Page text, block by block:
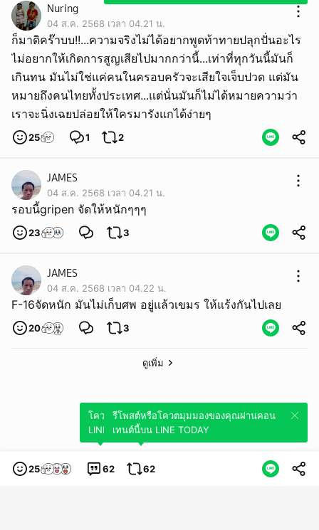
Nuring
04 ส.ค. 2568 เวลา 04.21 น.
ก็มาดิคร๊าบบ!!...ความจริงไม่ได้อยากพูดท้าทายปลุกปั่นอะไร
ไม่อยากให้เกิดการสูญเสียไปมากกว่านี้...เท่าที่ทุกวันนี้มันก็
เกินทน มันไม่ใช่แค่คนในครอบครัวจะเสียใจเจ็บปวด แต่มัน
หมายถึงคนไทยทั้งประเทศ...แต่นั่นมันก็ไม่ได้หมายความว่า
เราจะนิ่งเฉยปล่อยให้ใครมารังแกได้ง่ายๆ
25 1 2
JAMES
04 ส.ค. 2568 เวลา 04.21 น.
รอบนี้gripen จัดให้หนักๆๆๆ
23 3
JAMES
04 ส.ค. 2568 เวลา 04.22 น.
F-16จัดหนัก มันไม่เก็บศพ อยู่แล้วเขมร ให้แร้งกันไปเลย
20 3
ดูเพิ่ม
25 62
โควตมุมมองของคุณผ่านคอนเทนต์นี้บน
LINE TODAY
62
รีโพสต์หรือโควตมุมมองของคุณผ่านคอน
เทนต์นี้บน LINE TODAY